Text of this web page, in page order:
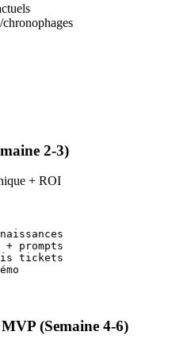
2-3)
+ ROI
prompts
tickets
(Semaine 4-6)